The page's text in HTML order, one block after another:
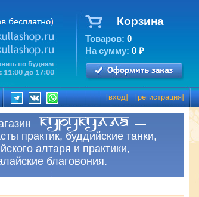
Корзина
Товаров: 0
На сумму: 0 ₽
[вход] [регистрация]
магазин —
практик, буддийские танки,
алтаря и практики,
благовония.